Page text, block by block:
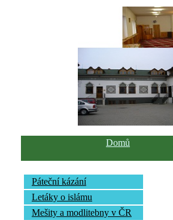
Domů
Páteční kázání
Letáky o islámu
Mešity a modlitebny v ČR